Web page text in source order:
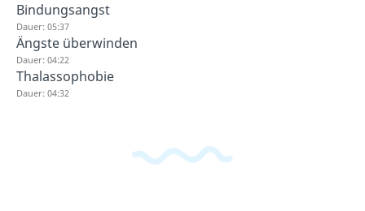
Bindungsangst
Dauer: 05:37
Ängste überwinden
Dauer: 04:22
Thalassophobie
Dauer: 04:32